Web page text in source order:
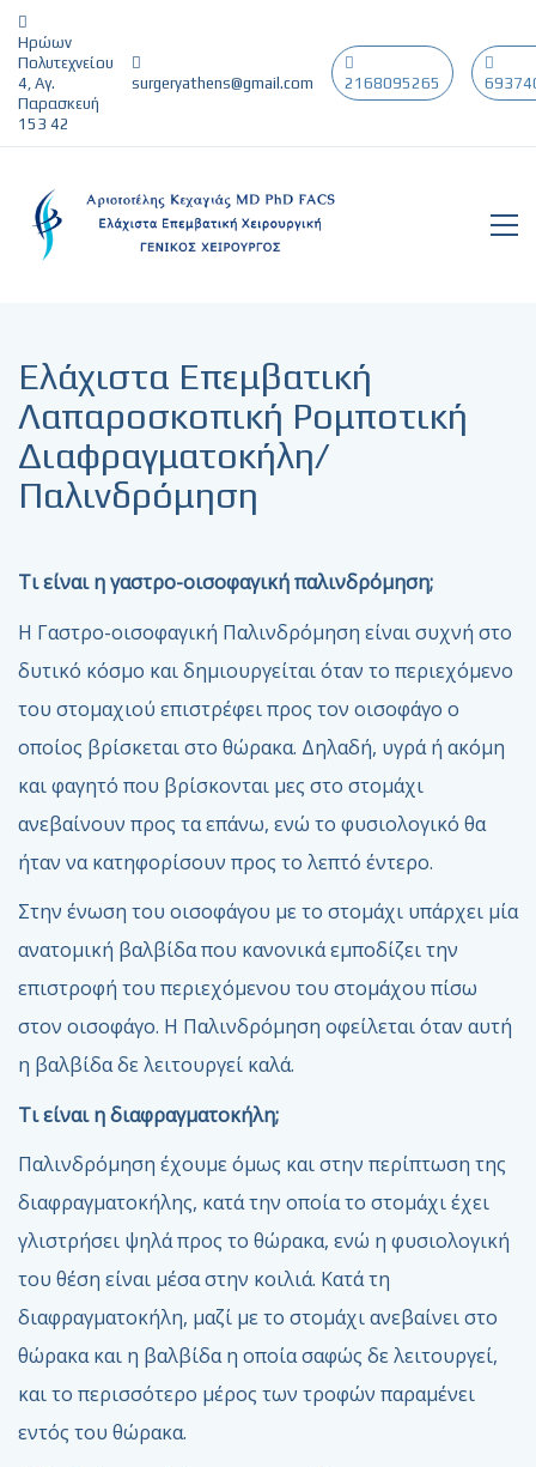
Ηρώων
Πολυτεχνείου
4, Αγ.
Παρασκευή
153 42
surgeryathens@gmail.com 2168095265
Ελάχιστα Επεμβατική
Λαπαροσκοπική Ρομποτική
Διαφραγματοκήλη/
Παλινδρόμηση
Τι είναι η γαστρο-οισοφαγική παλινδρόμηση;
Η Γαστρο-οισοφαγική Παλινδρόμηση είναι συχνή στο
δυτικό κόσμο και δημιουργείται όταν το περιεχόμενο
του στομαχιού επιστρέφει προς τον οισοφάγο ο
οποίος βρίσκεται στο θώρακα. Δηλαδή, υγρά ή ακόμη
και φαγητό που βρίσκονται μες στο στομάχι
ανεβαίνουν προς τα επάνω, ενώ το φυσιολογικό θα
ήταν να κατηφορίσουν προς το λεπτό έντερο.
Στην ένωση του οισοφάγου με το στομάχι υπάρχει μία
ανατομική βαλβίδα που κανονικά εμποδίζει την
επιστροφή του περιεχόμενου του στομάχου πίσω
στον οισοφάγο. Η Παλινδρόμηση οφείλεται όταν αυτή
η βαλβίδα δε λειτουργεί καλά.
Τι είναι η διαφραγματοκήλη;
Παλινδρόμηση έχουμε όμως και στην περίπτωση της
διαφραγματοκήλης, κατά την οποία το στομάχι έχει
γλιστρήσει ψηλά προς το θώρακα, ενώ η φυσιολογική
του θέση είναι μέσα στην κοιλιά. Κατά τη
διαφραγματοκήλη, μαζί με το στομάχι ανεβαίνει στο
θώρακα και η βαλβίδα η οποία σαφώς δε λειτουργεί,
και το περισσότερο μέρος των τροφών παραμένει
εντός του θώρακα.